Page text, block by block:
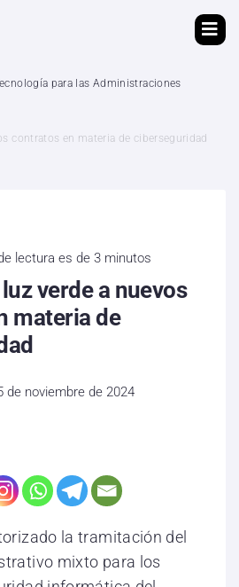
para las Administraciones
contratos en materia de ciberseguridad
lectura es de 3 minutos
verde a nuevos
materia de
de noviembre de 2024
la tramitación del
mixto para los